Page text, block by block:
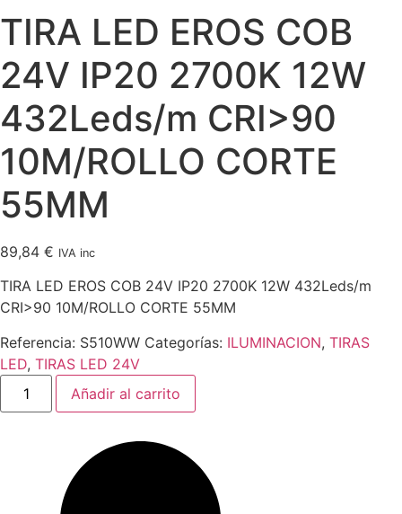
TIRA LED EROS COB
24V IP20 2700K 12W
432Leds/m CRI>90
10M/ROLLO CORTE
55MM
89,84 € IVA inc
TIRA LED EROS COB 24V IP20 2700K 12W 432Leds/m
CRI>90 10M/ROLLO CORTE 55MM
Referencia: S510WW Categorías: ILUMINACION, TIRAS
LED, TIRAS LED 24V
TIRA
LED
EROS
432Leds/m
Añadir al carrito